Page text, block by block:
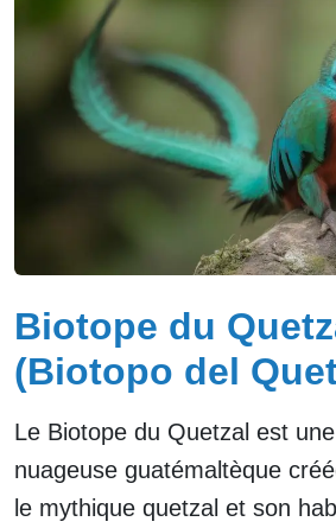
Biotope du
(Biotopo del
Le Biotope du Quetzal est
nuageuse guatémaltèque
le mythique quetzal et son